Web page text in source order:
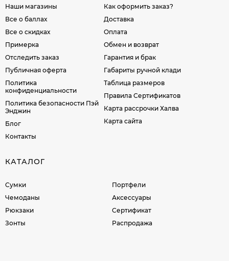
Наши магазины
Все о баллах
Все о скидках
Примерка
Отследить заказ
Публичная оферта
Политика
конфиденциальности
Политика безопасности Пэй
Энджин
Блог
Контакты
Как оформить заказ?
Доставка
Оплата
Обмен и возврат
Гарантия и брак
Габариты ручной клади
Таблица размеров
Правила Сертификатов
Карта рассрочки Халва
Карта сайта
КАТАЛОГ
Сумки
Чемоданы
Рюкзаки
Зонты
Портфели
Аксессуары
Сертификат
Распродажа